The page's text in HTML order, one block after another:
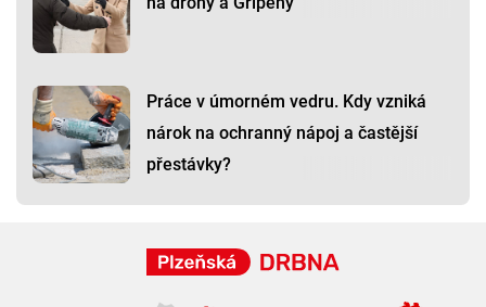
Práce v úmorném vedru. Kdy vzniká
nárok na ochranný nápoj a častější
přestávky?